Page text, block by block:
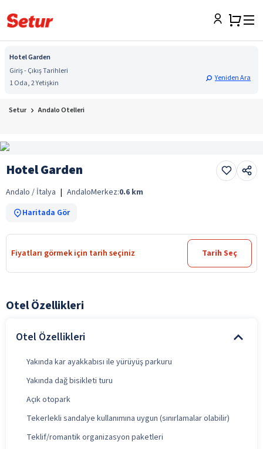
Hotel Garden
Giriş - Çıkış Tarihleri
1 Oda, 2 Yetişkin
Yeniden Ara
Setur Andalo Otelleri
Hotel Garden
Andalo / İtalya | AndaloMerkez:0.6 km
Haritada Gör
Fiyatları görmek için tarih seçiniz Tarih Seç
Otel Özellikleri
Otel Özellikleri
Yakında kar ayakkabısı ile yürüyüş parkuru
Yakında dağ bisikleti turu
Açık otopark
Tekerlekli sandalye kullanımına uygun (sınırlamalar olabilir)
Teklif/romantik organizasyon paketleri